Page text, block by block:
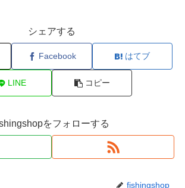
シェアする
Facebook はてブ
LINE コピー
をフォローする
fishingshop